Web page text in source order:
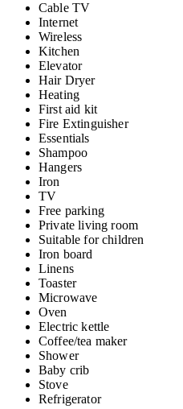
Cable TV
Internet
Wireless
Kitchen
Elevator
Hair Dryer
Heating
First aid kit
Fire Extinguisher
Essentials
Shampoo
Hangers
Iron
TV
Free parking
Private living room
Suitable for children
Iron board
Linens
Toaster
Microwave
Oven
Electric kettle
Coffee/tea maker
Shower
Baby crib
Stove
Refrigerator